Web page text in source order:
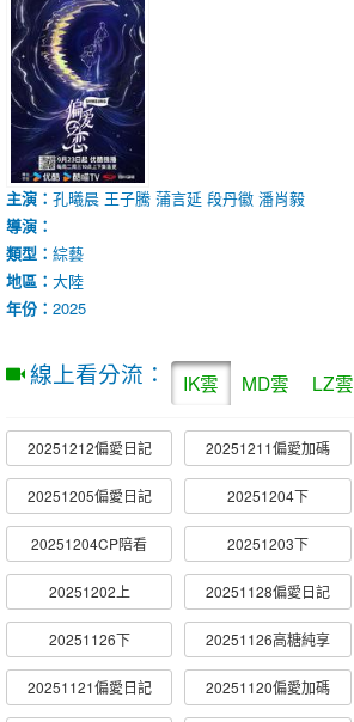
主演： 孔曦晨 王子騰 蒲言延 段丹徽 潘肖毅
導演：
類型： 綜藝
地區： 大陸
年份： 2025
線上看分流： IK雲 MD雲 LZ雲
20251212偏愛日記 20251211偏愛加碼
20251205偏愛日記 20251204下
20251204CP陪看 20251203下
20251202上 20251128偏愛日記
20251126下 20251126高糖純享
20251121偏愛日記 20251120偏愛加碼